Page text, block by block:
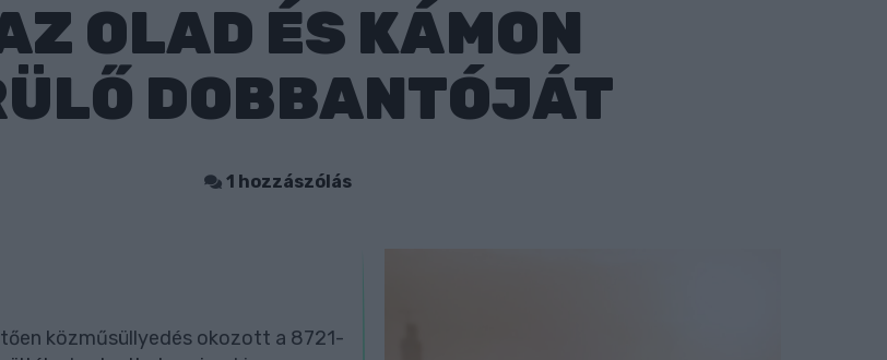
OLAD ÉS KÁMON
DOBBANTÓJÁT
1 hozzászólás
közműsüllyedés okozott a 8721-